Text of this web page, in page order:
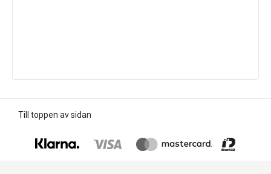
Till toppen av sidan